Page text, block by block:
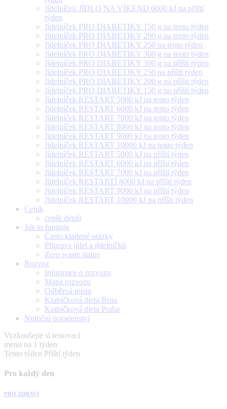
Jídelníček JÍDLO NA VÍKEND 6000 kJ na příští
týden
Jídelníček PRO DIABETIKY 150 g na tento týden
Jídelníček PRO DIABETIKY 200 g na tento týden
Jídelníček PRO DIABETIKY 250 na tento týden
Jídelníček PRO DIABETIKY 300 g na tento týden
Jídelníček PRO DIABETIKY 300 g na příští týden
Jídelníček PRO DIABETIKY 250 na příští týden
Jídelníček PRO DIABETIKY 200 g na příští týden
Jídelníček PRO DIABETIKY 150 g na příští týden
Jídelníček RESTART 5000 kJ na tento týden
Jídelníček RESTART 6000 kJ na tento týden
Jídelníček RESTART 7000 kJ na tento týden
Jídelníček RESTART 8000 kJ na tento týden
Jídelníček RESTART 9000 kJ na tento týden
Jídelníček RESTART 10000 kJ na tento týden
Jídelníček RESTART 5000 kJ na příští týden
Jídelníček RESTART 6000 kJ na příští týden
Jídelníček RESTART 7000 kJ na příští týden
Jídelníček RESTARTÍ 8000 kJ na příští týden
Jídelníček RESTART 9000 kJ na příští týden
Jídelníček RESTART 10000 kJ na příští týden
Ceník
ceník detail
Jak to funguje
Často kladené otázky
Příprava jídel a jídelníčků
Zero waste status
Rozvoz
Informace o rozvozu
Mapa rozvozu
Odběrná místa
Krabičková dieta Brno
Krabičková dieta Praha
Nutriční poradenství
Vyzkoušejte si testovací
menu na 1 týden
Tento týden Příští týden
Pro každý den
PRO ZDRAVÍ